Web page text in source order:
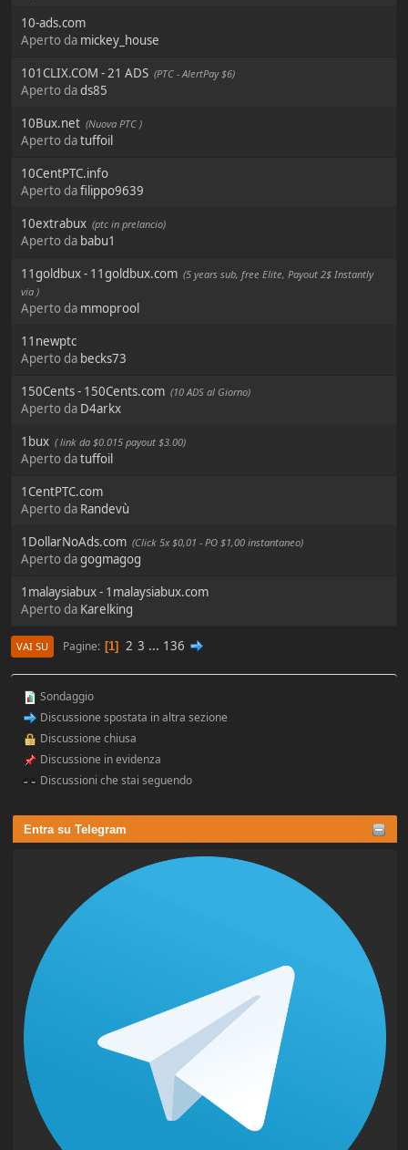
Entra su Telegram
10-ads.com
Aperto da mickey_house
101CLIX.COM - 21 ADS (PTC - AlertPay $6)
Aperto dads85
10Bux.net (Nuova PTC )
Aperto datuffoil
10CentPTC.info
Aperto dafilippo9639
10extrabux (ptc in prelancio)
Aperto da babu1
11goldbux - 11goldbux.com (5 years sub, free Elite, Payout 2$ Instantly
via )
Aperto da mmoprool
11newptc
Aperto da becks73
150Cents - 150Cents.com (10 ADS al Giorno)
Aperto da D4arkx
1bux ( link da $0.015 payout $3.00)
Aperto datuffoil
1CentPTC.com
Aperto da Randevù
1DollarNoAds.com (Click 5x $0,01 - PO $1,00 instantaneo)
Aperto dagogmagog
1malaysiabux - 1malaysiabux.com
Aperto da Karelking
VAI SU Pagine 1 2 3 ... 136
Sondaggio
Discussione spostata in altra sezione
Discussione chiusa
Discussione in evidenza
Discussioni che stai seguendo